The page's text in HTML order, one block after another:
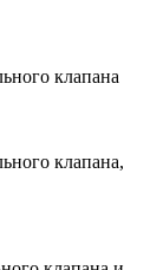
клапана
клапана,